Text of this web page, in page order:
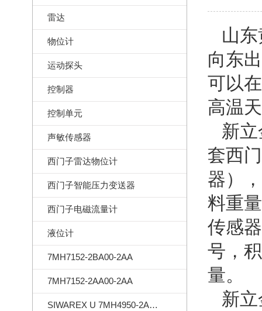
雷达
物位计
运动探头
控制器
控制单元
声敏传感器
西门子雷达物位计
西门子智能压力变送器
西门子电磁流量计
液位计
7MH7152-2BA00-2AA
7MH7152-2AA00-2AA
SIWAREX U 7MH4950-2AA01
山东
向东
可以
高温
新
套西
器）
料重
传感
号，
量。
新立